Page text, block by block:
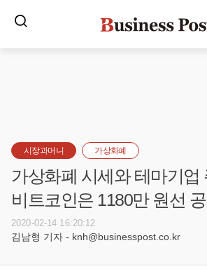
시장과머니 가상화폐
가상화폐 시세와 테마기업
비트코인은 1180만 원선
2020-02-14 16:20:12
김남형 기자 - knh@businesspost.co.kr